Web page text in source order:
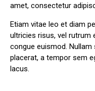
amet, consectetur
Etiam vitae leo et diam
ultricies risus, vel rutrum
congue euismod.
placerat, a tempor sem
lacus.